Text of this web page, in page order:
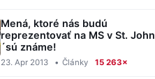
Mená, ktoré nás budú
reprezentovať na MS v St. John
´sú známe!
23. Apr 2013 • Články 15 263×